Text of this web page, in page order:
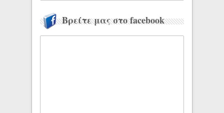
Βρείτε μας στο facebook